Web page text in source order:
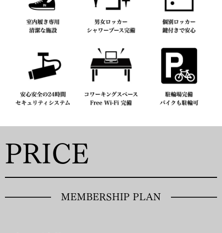
PRICE
MEMBERSHIP PLAN